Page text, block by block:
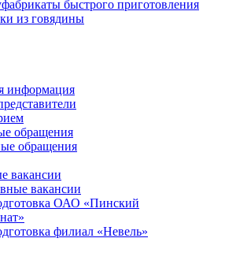
быстрого приготовления
из говядины
информация
обращения
обращения
вакансии
вакансии
ОАО «Пинский
филиал «Невель»